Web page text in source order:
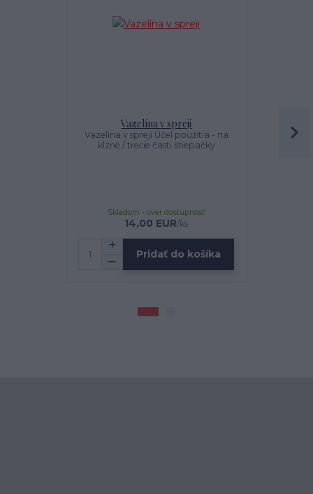
Vazelína v spreji
Vazelína v spreji Účel použitia - na
klzné / trecie časti štiepačky
14,00 EUR/ks
Skladom - over dostupnosť
Pridať do košíka
Montáž